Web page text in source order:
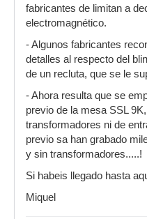
fabricantes de limitan a
electromagnético.
- Algunos fabricantes
detalles al respecto del
de un recluta, que se le
- Ahora resulta que se
previo de la mesa SSL
transformadores ni de
previo sa han grabado
y sin transformadores.....!
Si habeis llegado hasta
Miquel